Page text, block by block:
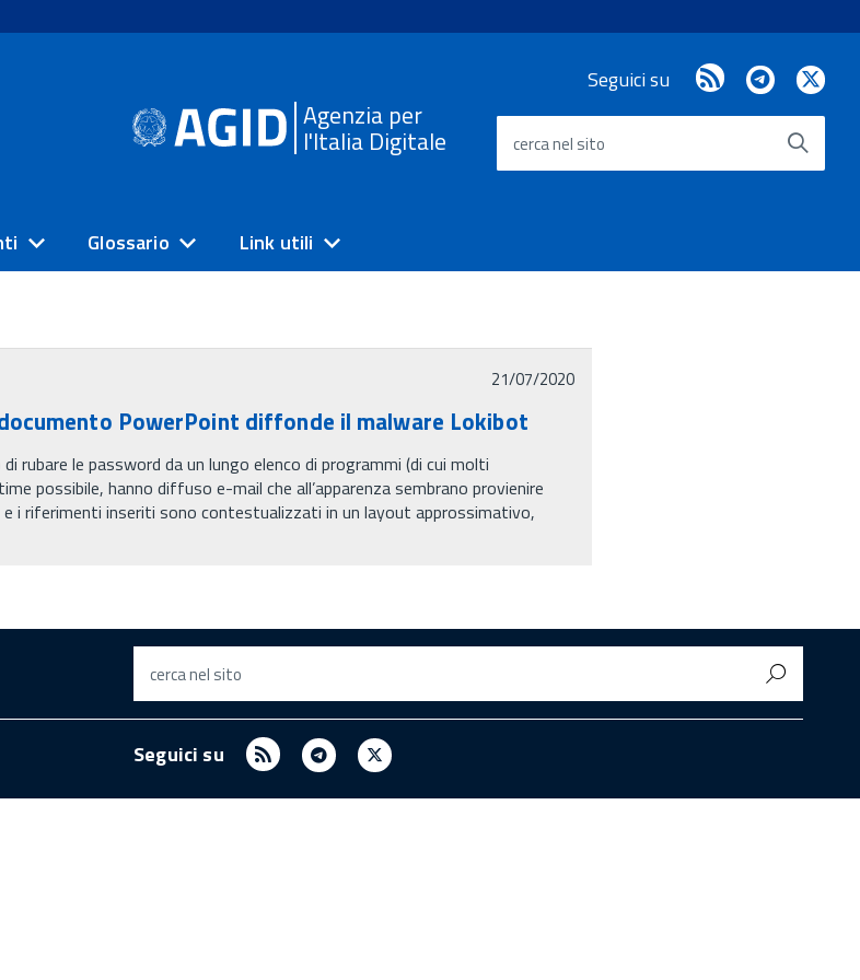
Agenzia per
l'Italia Digitale
Seguici su RSS Telegram
X
cerca nel sito
Glossario Link utili
21/07/2020
PowerPoint diffonde il malware Lokibot
rubare le password da un lungo elenco di programmi (di cui molti
possibile, hanno diffuso e-mail che all’apparenza sembrano provienire
e i riferimenti inseriti sono contestualizzati in un layout approssimativo,
cerca nel sito
Seguici su RSS Telegram
X
/
Twitter